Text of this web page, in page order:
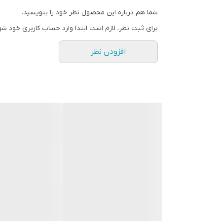
شما هم درباره این محصول نظر خود را بنویسید.
برای ثبت نظر، لازم است ابتدا وارد حساب کاربری خود
افزودن نظر